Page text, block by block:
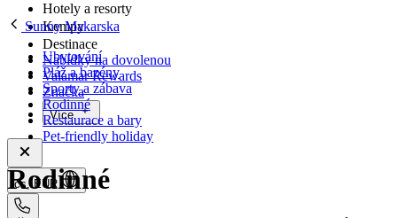
Hotely a resorty
Kempy
Destinace
Nabídky na dovolenou
Valamar Rewards
Značka
Více
cs, EUR
Sunny Makarska
Ubytování
Pláž a bazény
Sporty a zábava
Rodinné
Restaurace a bary
Pet-friendly holiday
Rodinné